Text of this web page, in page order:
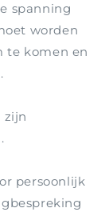
spanning
worden
te komen en
zijn
persoonlijk